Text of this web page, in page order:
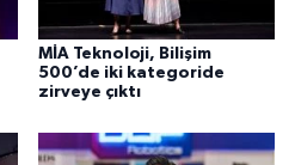
MİA Teknoloji, Bilişim
500’de iki kategoride
zirveye çıktı